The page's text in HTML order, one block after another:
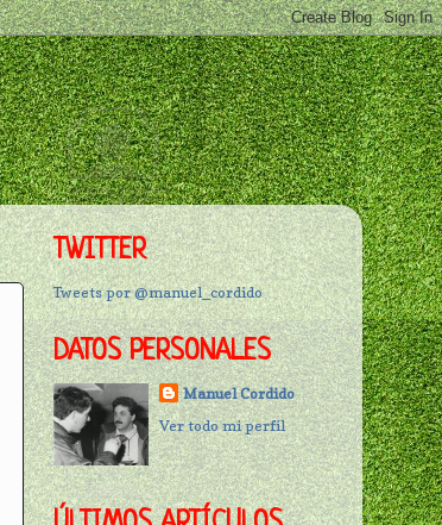
TWITTER
Tweets por @manuel_cordido
DATOS PERSONALES
Manuel Cordido
Ver todo mi perfil